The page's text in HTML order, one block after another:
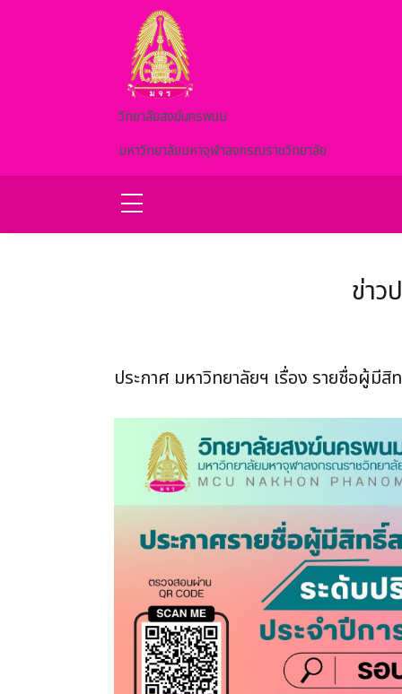
วิทยาลัยสงฆ์นครพนม
มหาวิทยาลัยมหาจุฬาลงกรณราชวิทยาลัย
ข่าว
ประกาศ มหาวิทยาลัยฯ เรื่อง รายชื่อผู้